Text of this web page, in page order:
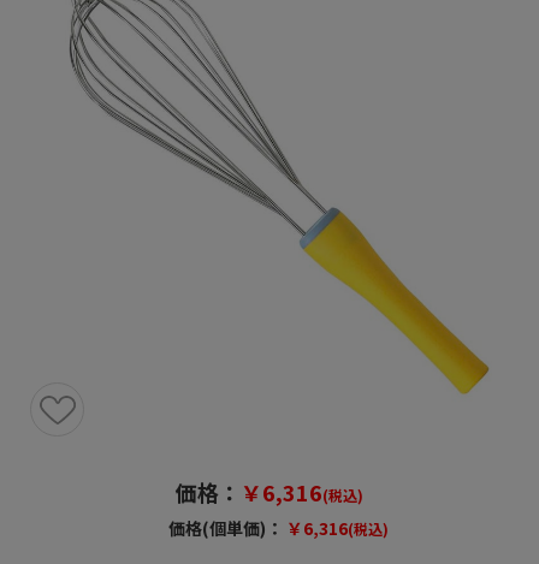
価格： ￥6,316(税込)
価格(個単価)： ￥6,316(税込)